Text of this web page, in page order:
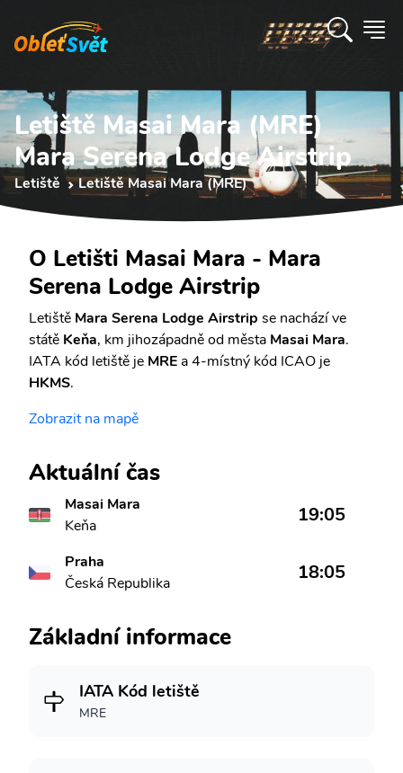
Letiště Masai Mara (MRE)
Mara Serena Lodge Airstrip
Letiště Letiště Masai Mara (MRE)
O Letišti Masai Mara - Mara
Serena Lodge Airstrip
Letiště Mara Serena Lodge Airstrip se nachází ve
státě Keňa, km jihozápadně od města Masai Mara.
IATA kód letiště je MRE a 4-místný kód ICAO je
HKMS.
Zobrazit na mapě
Aktuální čas
Masai Mara
Keňa
19:05
Praha
Česká Republika
18:05
Základní informace
IATA Kód letiště
MRE